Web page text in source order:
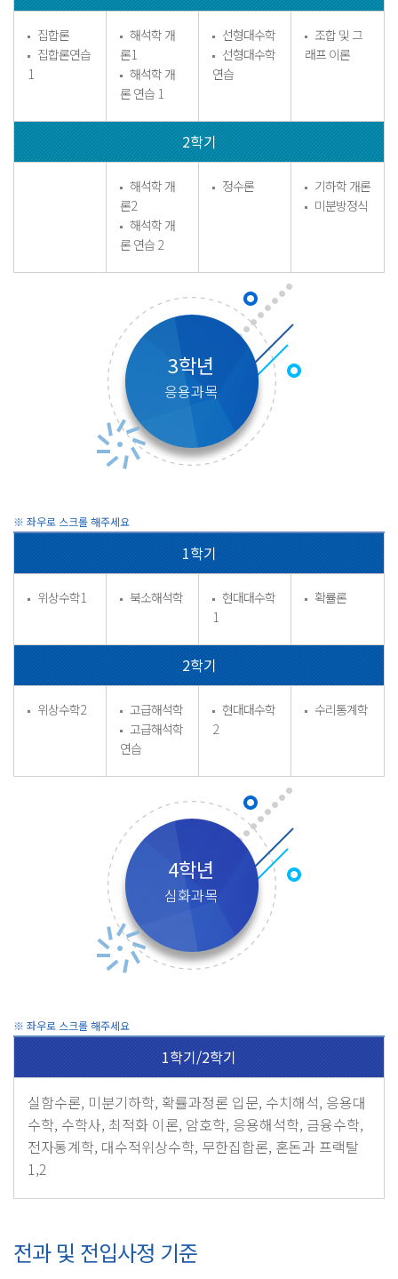
집합론
집합론연습
1
해석학 개
론1
해석학 개
론 연습 1
선형대수학
선형대수학
연습
조합 및 그
래프 이론
2학기
해석학 개
론2
해석학 개
론 연습 2
정수론
기하학 개론
미분방정식
3학년
응용과목
1학기
위상수학1 북소해석학
현대대수학
1
확률론
2학기
위상수학2
고급해석학
고급해석학
연습
현대대수학
2
수리통계학
4학년
심화과목
1학기/2학기
실함수론, 미분기하학, 확률과정론 입문, 수치해석, 응용대
수학, 수학사, 최적화 이론, 암호학, 응용해석학, 금융수학,
전자통계학, 대수적위상수학, 무한집합론, 혼돈과 프랙탈
1,2
전과 및 전입사정 기준